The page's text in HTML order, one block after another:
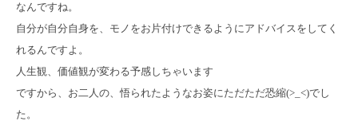
なんですね。
自分が自分自身を、モノをお片付けできるようにアドバイスをしてく
れるんですよ。
人生観、価値観が変わる予感しちゃいます
ですから、お二人の、悟られたようなお姿にただただ恐縮(>_<)でし
た。